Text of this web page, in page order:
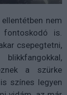
nem
fontoskodó is.
csepegtetni,
a szürke
színes legyen